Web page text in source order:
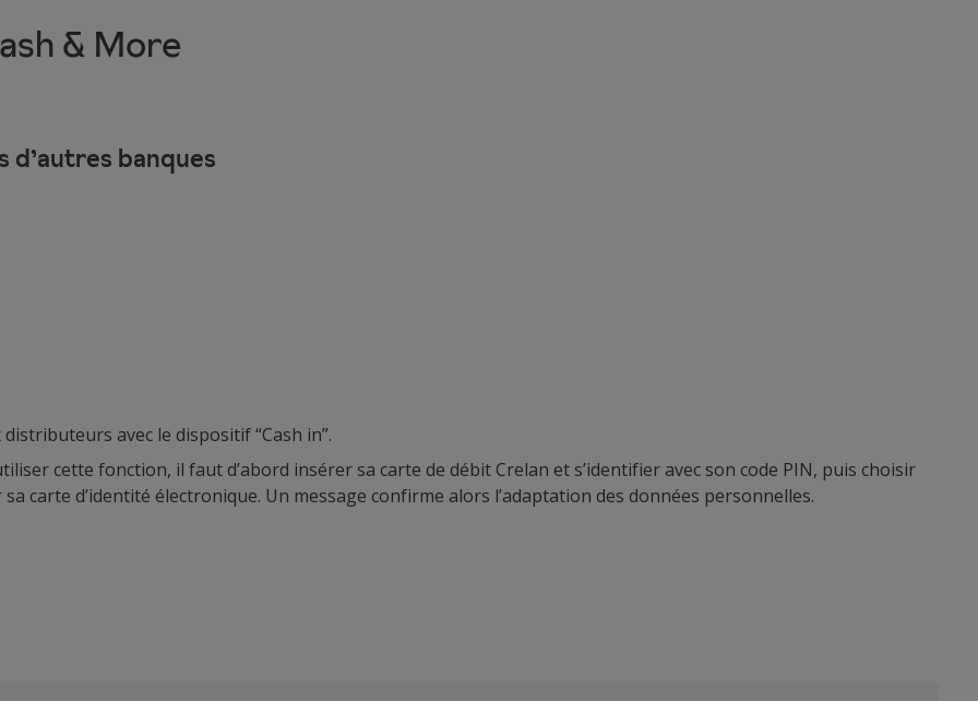
& More
d’autres banques
avec le dispositif “Cash in”.
cette fonction, il faut d’abord insérer sa carte de débit Crelan et s’identifier avec son code PIN, puis choisir
carte d’identité électronique. Un message confirme alors l’adaptation des données personnelles.